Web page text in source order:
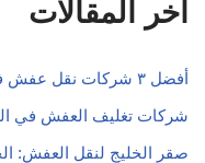
اخر المقالات
أفضل ٣ شركات نقل عفش في جدة لعام ٢٠٢٥ م
شركات تغليف العفش في
صقر الخليج لنقل العفش: